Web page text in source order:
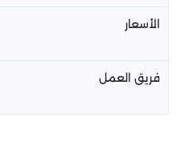
الأسعار
فريق العمل